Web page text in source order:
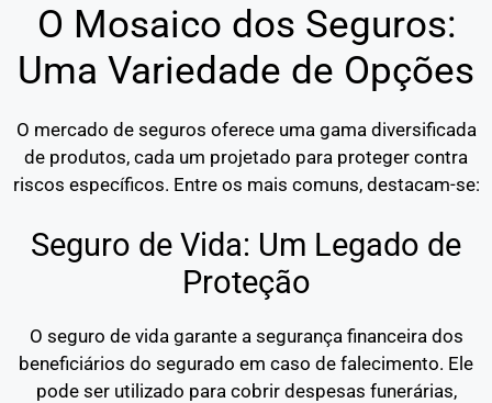
O Mosaico dos Seguros:
Uma Variedade de Opções
O mercado de seguros oferece uma gama diversificada
de produtos, cada um projetado para proteger contra
riscos específicos. Entre os mais comuns, destacam-se:
Seguro de Vida: Um Legado de
Proteção
O seguro de vida garante a segurança financeira dos
beneficiários do segurado em caso de falecimento. Ele
pode ser utilizado para cobrir despesas funerárias,